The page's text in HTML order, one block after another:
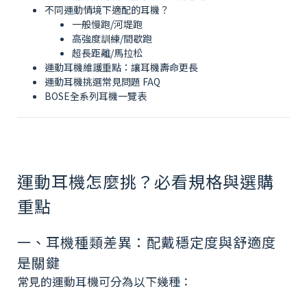
不同運動情境下適配的耳機？
一般慢跑/河堤跑
高強度訓練/間歇跑
超長距離/馬拉松
運動耳機維護重點：讓耳機壽命更長
運動耳機挑選常見問題 FAQ
BOSE全系列耳機一覽表
運動耳機怎麼挑？必看規格與選購
重點
一、耳機種類差異：配戴穩定度與舒適度
是關鍵
常見的運動耳機可分為以下幾種：